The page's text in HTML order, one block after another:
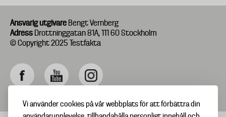
Vi använder cookies på vår webbplats för att förbättra din
Ansvarig utgivare Bengt Vernberg
Adress Drottninggatan 81A, 111 60 Stockholm
© Copyright 2025 Testfakta